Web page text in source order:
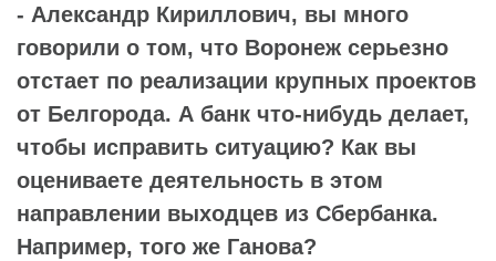
- Александр Кириллович, вы много
говорили о том, что Воронеж серьезно
отстает по реализации крупных проектов
от Белгорода. А банк что-нибудь делает,
чтобы исправить ситуацию? Как вы
оцениваете деятельность в этом
направлении выходцев из Сбербанка.
Например, того же Ганова?